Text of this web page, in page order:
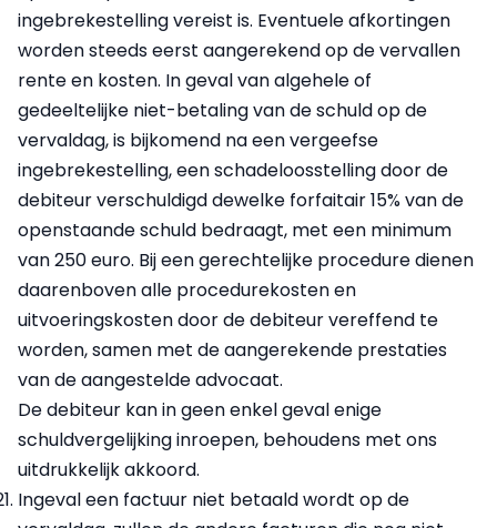
ingebrekestelling vereist is. Eventuele afkortingen
worden steeds eerst aangerekend op de vervallen
rente en kosten. In geval van algehele of
gedeeltelijke niet-betaling van de schuld op de
vervaldag, is bijkomend na een vergeefse
ingebrekestelling, een schadeloosstelling door de
debiteur verschuldigd dewelke forfaitair 15% van de
openstaande schuld bedraagt, met een minimum
van 250 euro. Bij een gerechtelijke procedure dienen
daarenboven alle procedurekosten en
uitvoeringskosten door de debiteur vereffend te
worden, samen met de aangerekende prestaties
van de aangestelde advocaat.
De debiteur kan in geen enkel geval enige
schuldvergelijking inroepen, behoudens met ons
uitdrukkelijk akkoord.
Ingeval een factuur niet betaald wordt op de